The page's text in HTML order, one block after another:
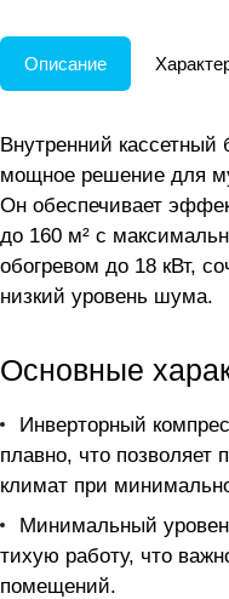
Описание
Внутренний
мощное решение для
Он обеспечивает
до 160 м² с
обогревом до 18 кВт,
низкий уровень шума.
Основные
Инверторный
плавно, что
климат при
Минимальный
тихую работу, что
помещений.